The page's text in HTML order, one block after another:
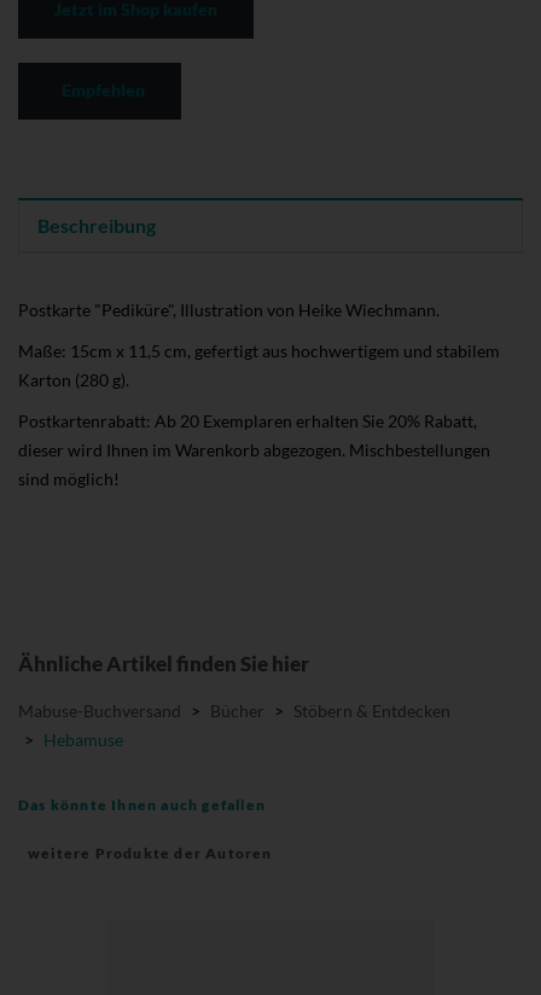
Beschreibung
Postkarte "Pediküre", Illustration von Heike Wiechmann.
Maße: 15cm x 11,5 cm, gefertigt aus hochwertigem und stabilem
Karton (280 g).
Postkartenrabatt: Ab 20 Exemplaren erhalten Sie 20% Rabatt,
dieser wird Ihnen im Warenkorb abgezogen. Mischbestellungen
sind möglich!
Ähnliche Artikel finden Sie hier
Mabuse-Buchversand > Bücher > Stöbern & Entdecken
> Hebamuse
Das könnte Ihnen auch gefallen
weitere Produkte der Autoren